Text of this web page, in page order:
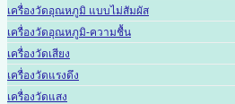
เครื่องวัดอุณหภูมิ แบบไม่สัมผัส
เครื่องวัดอุณหภูมิ-ความชื้น
เครื่องวัดเสียง
เครื่องวัดแรงดึง
เครื่องวัดแสง